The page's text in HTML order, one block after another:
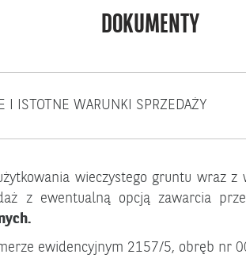
DOKUMENTY
I ISTOTNE WARUNKI SPRZEDAŻY
wieczystego gruntu wraz z
z ewentualną opcją zawarcia
ewidencyjnym 2157/5, obręb nr